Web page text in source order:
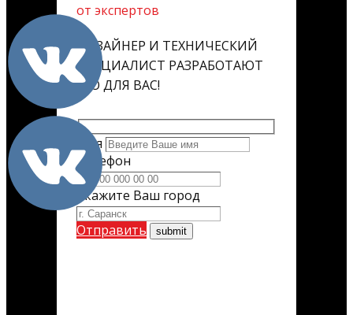
от экспертов
ДИЗАЙНЕР И ТЕХНИЧЕСКИЙ
СПЕЦИАЛИСТ РАЗРАБОТАЮТ
ЕГО ДЛЯ ВАС!
Имя
Телефон
Укажите Ваш город
Отправить